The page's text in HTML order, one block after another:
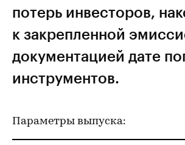
потерь инвесторов,
к закрепленной
документацией дате
инструментов.
Параметры выпуска: